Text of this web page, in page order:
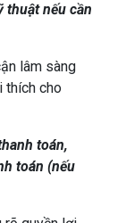
thuật nếu cần
lâm sàng
thích cho
toán,
toán (nếu